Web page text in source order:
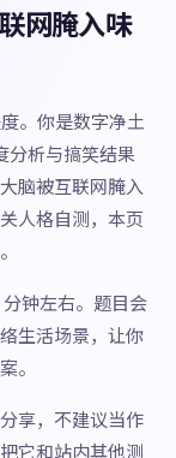
网腌入味
。你是数字净土
分析与搞笑结果
脑被互联网腌入
人格自测，本页
钟左右。题目会
生活场景，让你
。
享，不建议当作
它和站内其他测